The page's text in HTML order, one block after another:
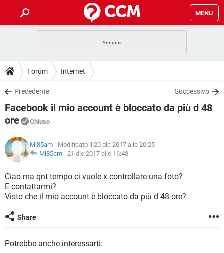
MENU
INTRATTENIMENTO
iOS
INSTAGRAM WHATSAPP
TIKTOK
HARDWARE
GUIDE
COVID-19
iOS
TIKTOK FACEBOOK
DOWNLOAD
COVID-19 GAMING
INTRATTENIMENTO
iOS WINDOWS 10
INSTAGRAM
TIKTOK FACEBOOK
HARDWARE
FORUM
INTRATTENIMENTO ANDROID
INSTAGRAM
FACEBOOK
HARDWARE
GLOSSARIO
COVID-19
INTRATTENIMENTO ANDROID
iOS WINDOWS 10
INSTAGRAM
HARDWARE
Forum Internet
Precedente Successivo
Facebook il mio account è bloccato da più d 48
ore
Chiuso
Mi85am - Modificato il 20 dic 2017 alle 20:25
Mi85am - 21 dic 2017 alle 16:48
Ciao ma qnt tempo ci vuole x controllare una foto?
E contattarmi?
Visto che il mio account è bloccato da più d 48 ore?
Share
Potrebbe anche interessarti: